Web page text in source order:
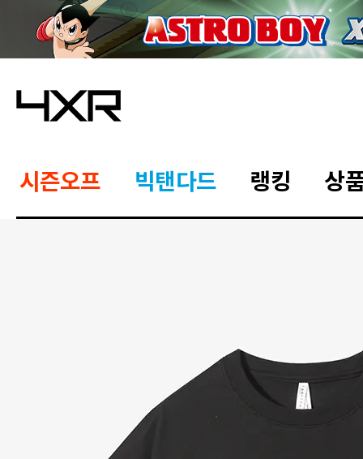
시즌오프 빅탠다드 랭킹 상